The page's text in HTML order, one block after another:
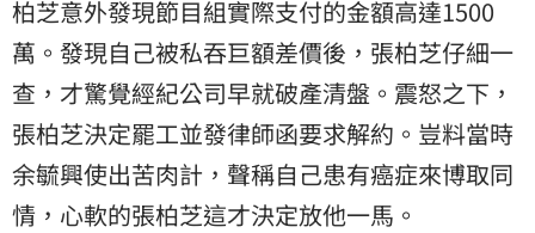
柏芝意外發現節目組實際支付的金額高達1500
萬。發現自己被私吞巨額差價後，張柏芝仔細一
查，才驚覺經紀公司早就破產清盤。震怒之下，
張柏芝決定罷工並發律師函要求解約。豈料當時
余毓興使出苦肉計，聲稱自己患有癌症來博取同
情，心軟的張柏芝這才決定放他一馬。